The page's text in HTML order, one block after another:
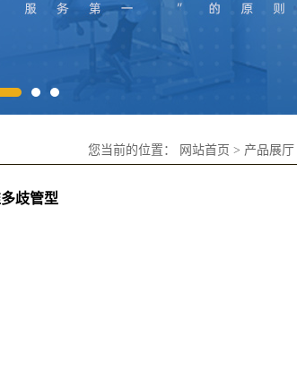
您当前的位置： 网站首页 > 产品展厅
歧管型